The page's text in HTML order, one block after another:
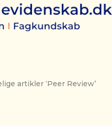
artikler ‘Peer Review’